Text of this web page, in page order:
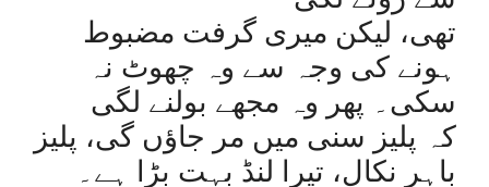
تھی، لیکن میری گرفت مضبوط
ہونے کی وجہ سے وہ چھوٹ نہ
سکی۔ پھر وہ مجھے بولنے لگی
کہ پلیز سنی میں مر جاؤں گی، پلیز
باہر نکال، تیرا لنڈ بہت بڑا ہے۔